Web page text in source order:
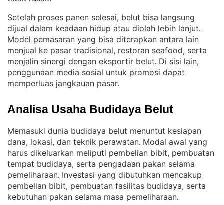
Setelah proses panen selesai, belut bisa langsung
dijual dalam keadaan hidup atau diolah lebih lanjut
Model pemasaran yang bisa diterapkan antara lain
menjual ke pasar tradisional, restoran seafood, serta
menjalin sinergi dengan eksportir belut. Di sisi lain,
penggunaan media sosial untuk promosi dapat
memperluas jangkauan pasar.
Analisa Usaha Budidaya Belut
Memasuki dunia budidaya belut menuntut kesiapan
dana, lokasi, dan teknik perawatan. Modal awal yang
harus dikeluarkan meliputi pembelian bibit, pembuatan
tempat budidaya, serta pengadaan pakan selama
pemeliharaan. Investasi yang dibutuhkan mencakup
pembelian bibit, pembuatan fasilitas budidaya, serta
kebutuhan pakan selama masa pemeliharaan.